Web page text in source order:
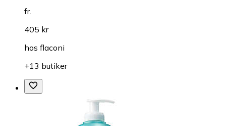
fr.
405 kr
hos flaconi
+13 butiker